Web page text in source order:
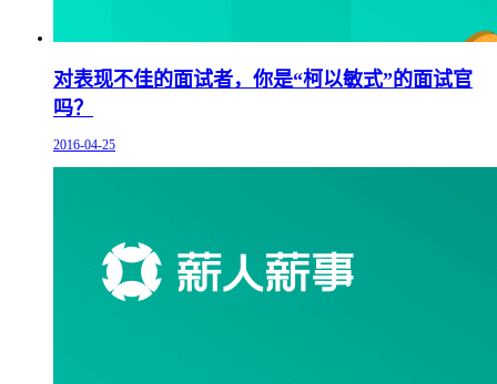
对表现不佳的面试者，你是“柯以敏式”的面试官
吗？
2016-04-25